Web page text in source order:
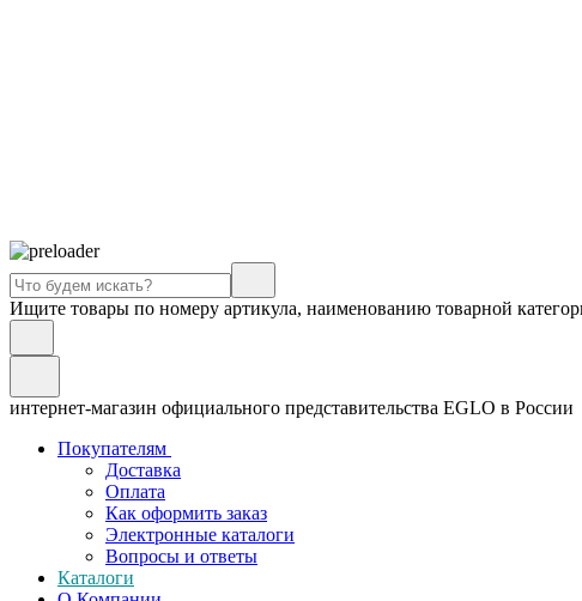
Ищите товары по номеру артикула, наименованию товарной
интернет-магазин официального представительства EGLO в России
Покупателям
Доставка
Оплата
Как оформить заказ
Электронные каталоги
Вопросы и ответы
Каталоги